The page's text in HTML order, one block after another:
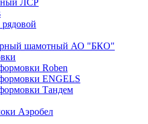
ЛСР
шамотный АО "БКО"
Roben
ENGELS
Тандем
Аэробел